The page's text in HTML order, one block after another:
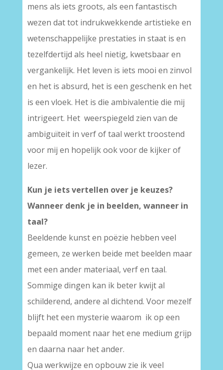
mens als iets groots, als een fantastisch
wezen dat tot indrukwekkende artistieke en
wetenschappelijke prestaties in staat is en
tezelfdertijd als heel nietig, kwetsbaar en
vergankelijk. Het leven is iets mooi en zinvol
en het is absurd, het is een geschenk en het
is een vloek. Het is die ambivalentie die mij
intrigeert. Het weerspiegeld zien van de
ambiguïteit in verf of taal werkt troostend
voor mij en hopelijk ook voor de kijker of
lezer.
Kun je iets vertellen over je keuzes?
Wanneer denk je in beelden, wanneer in
taal?
Beeldende kunst en poëzie hebben veel
gemeen, ze werken beide met beelden maar
met een ander materiaal, verf en taal.
Sommige dingen kan ik beter kwijt al
schilderend, andere al dichtend. Voor mezelf
blijft het een mysterie waarom ik op een
bepaald moment naar het ene medium grijp
en daarna naar het ander.
Qua werkwijze en opbouw zie ik veel